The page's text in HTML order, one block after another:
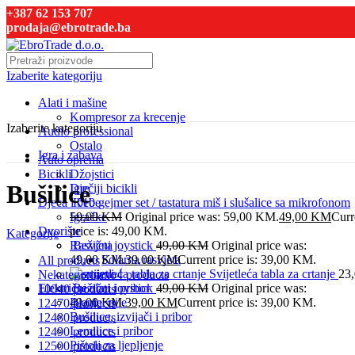
+387 62 153 707
prodaja@ebrotrade.ba
Izaberite kategoriju
Alati i mašine
Kompresor za krecenje
Audio professional
Ostalo
Auto oprema
Bicikli
Dječiji bicikli
Djeca i bebe
Igračke
Dvorište
Rasvjeta
Solarna rasvjeta
Raznjevi
Električni alati i pribor
Blanje, pile
Bušilice, izvijači i pribor
Lemilice i pribor
Pištolj za ljepljenje
Izaberite kategoriju
Igra i zabava
Džojstici
Igre
K10 gejmer set / tastatura miš i slušalice sa mikrofonom
59,00KM Original price was: 59,00 KM.49,00 KM
price is: 49,00 KM.
Bežični joystick 49,00KM Original price was:
49,00 KM.39,00KMCurrent price is: 39,00 KM.
Svijetleća tabla za crtanje
Bežični joystick 49,00KM Original price was:
49,00 KM.39,00 KMCurrent price is: 39,00 KM.
Bušilice
Kategorije
All products
Nekategorisano4 products
10040 products
12470 products
12480 products
12490 products
12500 products